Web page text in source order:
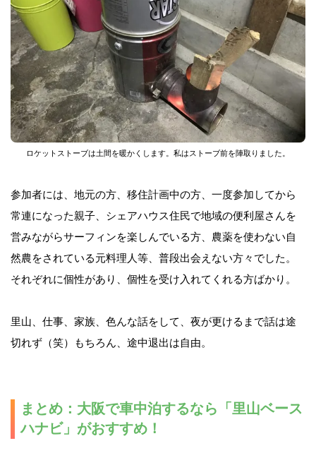
ロケットストーブは土間を暖かくします。私はストーブ前を陣取りました。
参加者には、地元の方、移住計画中の方、一度参加してから
常連になった親子、シェアハウス住民で地域の便利屋さんを
営みながらサーフィンを楽しんでいる方、農薬を使わない自
然農をされている元料理人等、普段出会えない方々でした。
それぞれに個性があり、個性を受け入れてくれる方ばかり。
里山、仕事、家族、色んな話をして、夜が更けるまで話は途
切れず（笑）もちろん、途中退出は自由。
まとめ：大阪で車中泊するなら 「里山ベース
ハナビ」がおすすめ！